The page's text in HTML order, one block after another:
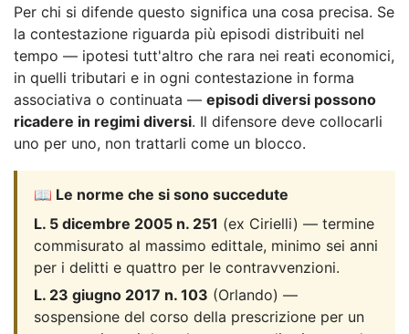
Per chi si difende questo significa una cosa precisa. Se
la contestazione riguarda più episodi distribuiti nel
tempo — ipotesi tutt'altro che rara nei reati economici,
in quelli tributari e in ogni contestazione in forma
associativa o continuata — episodi diversi possono
ricadere in regimi diversi. Il difensore deve collocarli
uno per uno, non trattarli come un blocco.
📖 Le norme che si sono succedute
L. 5 dicembre 2005 n. 251 (ex Cirielli) — termine
commisurato al massimo edittale, minimo sei anni
per i delitti e quattro per le contravvenzioni.
L. 23 giugno 2017 n. 103 (Orlando) —
sospensione del corso della prescrizione per un